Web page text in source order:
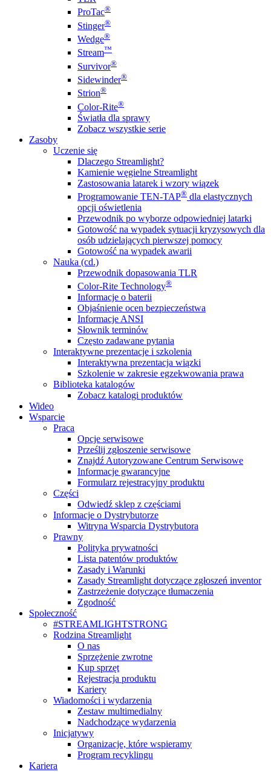
ProTac®
Stinger®
Wedge®
Stream™
Survivor®
Sidewinder®
Strion®
Color-Rite®
Światła dla sprawy
Zobacz wszystkie serie
Zasoby
Uczenie się
Dlaczego Streamlight?
Kamienie węgielne Streamlight
Zastosowania latarek i wzory wiązek
Programowanie TEN-TAP® dla elastycznych
opcji oświetlenia
Przewodnik po wyborze odpowiedniej latarki
Gotowość na wypadek sytuacji kryzysowych dla
osób udzielających pierwszej pomocy
Gotowość na wypadek awarii
Nauka (cd.)
Przewodnik dopasowania TLR
Color-Rite Technology®
Informacje o baterii
Objaśnienie ocen bezpieczeństwa
Informacje ANSI
Słownik terminów
Często zadawane pytania
Interaktywne prezentacje i szkolenia
Interaktywna prezentacja wiązki
Szkolenie w zakresie egzekwowania prawa
Biblioteka katalogów
Zobacz katalogi produktów
Wideo
Wsparcie
Praca
Opcje serwisowe
Prześlij zgłoszenie serwisowe
Znajdź Autoryzowane Centrum Serwisowe
Informacje gwarancyjne
Formularz rejestracyjny produktu
Części
Odwiedź sklep z częściami
Informacje o Dystrybutorze
Witryna Wsparcia Dystrybutora
Prawny
Polityka prywatności
Lista patentów produktów
Zasady i Warunki
Zasady Streamlight dotyczące zgłoszeń inventor
Zastrzeżenie dotyczące tłumaczenia
Zgodność
Społeczność
#STREAMLIGHTSTRONG
Rodzina Streamlight
O nas
Sprzężenie zwrotne
Kup sprzęt
Rejestracja produktu
Kariery
Wiadomości i wydarzenia
Zestaw multimedialny
Nadchodzące wydarzenia
Inicjatywy
Organizacje, które wspieramy
Program recyklingu
Kariera